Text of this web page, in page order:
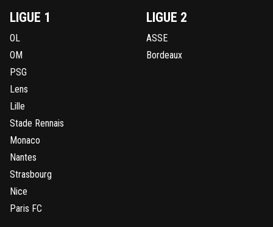
LIGUE 1
OL
OM
PSG
Lens
Lille
Stade Rennais
Monaco
Nantes
Strasbourg
Nice
Paris FC
LIGUE 2
ASSE
Bordeaux